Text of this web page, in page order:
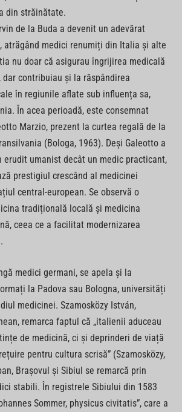
din străinătate.
de la Buda a devenit un adevărat
atrăgând medici renumiți din Italia și alte
nu doar că asigurau îngrijirea medicală
contribuiau și la răspândirea
în regiunile aflate sub influența sa,
În acea perioadă, este consemnat
Marzio, prezent la curtea regală de la
(Bologa, 1963). Deși Galeotto a
erudit umanist decât un medic practicant,
prestigiul crescând al medicinei
central-european. Se observă o
tradițională locală și medicina
ceea ce a facilitat modernizarea
medici germani, se apela și la
la Padova sau Bologna, universități
medicinei. Szamosközy István,
remarca faptul că „italienii aduceau
de medicină, ci și deprinderi de viață
pentru cultura scrisă” (Szamosközy,
Brașovul și Sibiul se remarcă prin
stabili. În registrele Sibiului din 1583
Sommer, physicus civitatis”, care a